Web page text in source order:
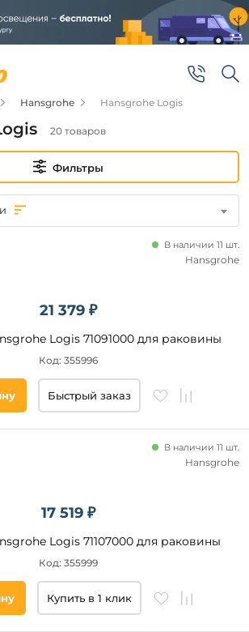
Hansgrohe Hansgrohe Logis
20 товаров
Фильтры
21 379 ₽
Logis 71091000 для раковины
В наличии 11 шт.
Код: 355996
Hansgrohe
Быстрый заказ
17 519 ₽
Logis 71107000 для раковины
В наличии 11 шт.
Код: 355999
Hansgrohe
Купить в 1 клик